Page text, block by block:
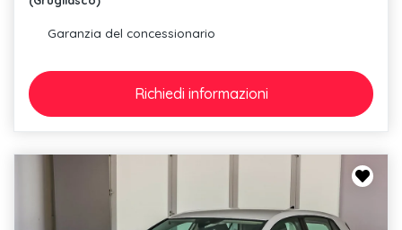
Garanzia del concessionario
Richiedi informazioni